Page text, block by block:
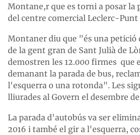
Montane,r que es torni a posar la
del centre comercial Leclerc-Punt
Montaner diu que "és una petició
de la gent gran de Sant Julià de
demostren les 12.000 firmes que
demanant la parada de bus,
l'esquerra o una rotonda". Les
lliurades al Govern el desembre
La parada d'autobús va ser
2016 i també el gir a l'esquerra,